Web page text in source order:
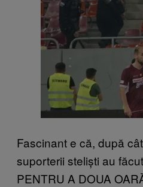
Fascinant e că, după
suporterii steliști au
PENTRU A DOUA